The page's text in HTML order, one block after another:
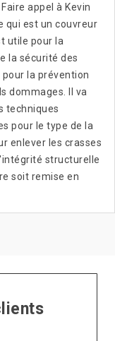
appel à Kevin
qui est un couvreur
utile pour la
la sécurité des
la prévention
dommages. Il va
techniques
pour le type de la
enlever les crasses
structurelle
soit remise en